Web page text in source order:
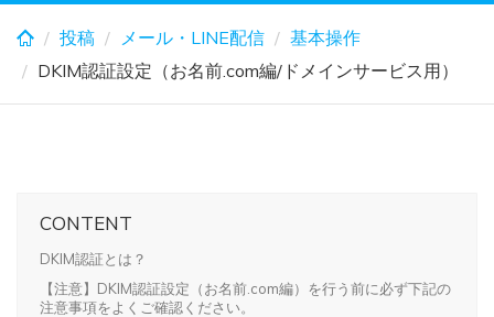
投稿 メール・LINE配信
基本操作
DKIM認証設定（お名前.com編/ドメインサービス用）
CONTENT
DKIM認証とは？
【注意】DKIM認証設定（お名前.com編）を行う前に必ず下記の
注意事項をよくご確認ください。